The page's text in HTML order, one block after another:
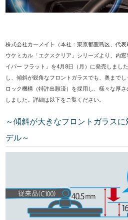
株式会社カーメイト（本社：東京都豊島区、代
ウケミカル「エクスクリア」シリーズより、内
イパー フラット」を4月8日（月）に発売しまし
し、傾斜が鋭角なフロントガラスでも、奥まで
ロック機構（特許出願済）を採用し、様々な厚
しました。詳細は以下をご覧ください。
～傾斜が大きなフロントガラス
デル～